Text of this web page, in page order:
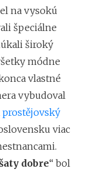
na vysokú
špeciálne
široký
módne
vlastné
vybudoval
prostějovský
viac
dobre“ bol